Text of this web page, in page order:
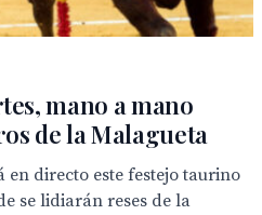
mano a mano
de la Malagueta
en directo este festejo taurino
se lidiarán reses de la